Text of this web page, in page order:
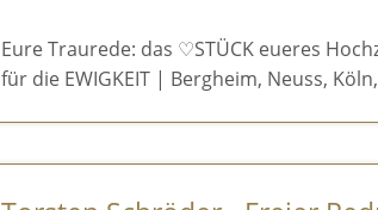
Eure Traurede: das ♡STÜCK eueres
für die EWIGKEIT | Bergheim, Neuss,